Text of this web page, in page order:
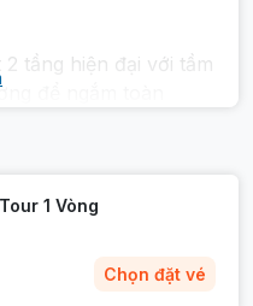
tầng hiện đại với tầm
để ngắm toàn
điểm đến nổi tiếng
Chùa Thiên Mụ, Cầu
công trình văn hóa,
thuyết minh tự động
1 Vòng
Chọn đặt vé